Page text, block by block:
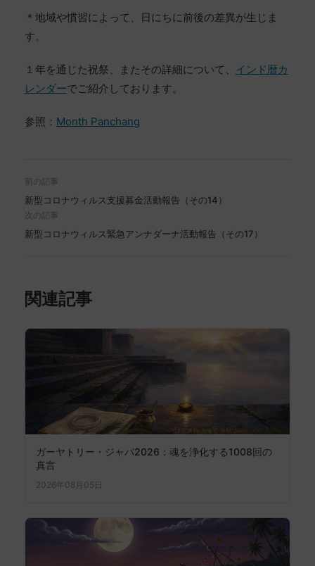
＊地域や慣習によって、日にちに前後の差異が生じま
す。
１年を通じた祝祭、またその詳細について、
インド暦カ
レンダーでご紹介しております。
参照： Month Panchang
前の記事
新型コロナウィルス支援募金活動報告（その14）
次の記事
新型コロナウィルス緊急アンナダーナ活動報告（その17）
関連記事
ガーヤトリー・ジャパ2026：魂を浄化する1008回の
真言
2026年08月05日